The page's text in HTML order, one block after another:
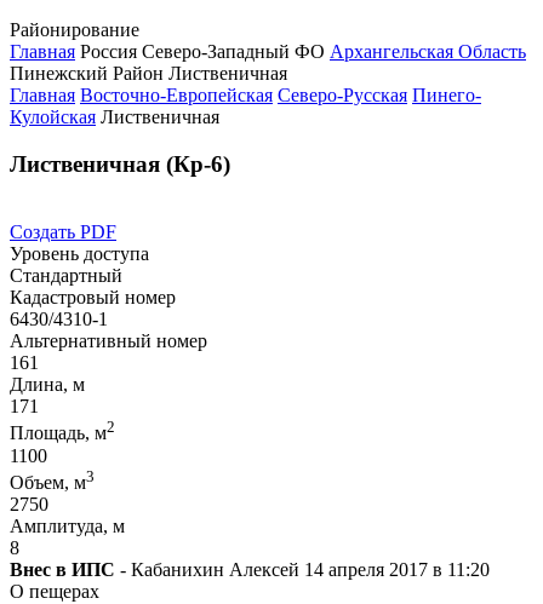
Районирование
Главная Россия Северо-Западный ФО Архангельская Область
Пинежский Район Лиственичная
Главная Восточно-Европейская Северо-Русская Пинего-
Кулойская Лиственичная
Лиственичная (Кр-6)
Создать PDF
Уровень доступа
Стандартный
Кадастровый номер
6430/4310-1
Альтернативный номер
161
Длина, м
171
Площадь, м2
1100
Объем, м3
2750
Амплитуда, м
8
Внес в ИПС - Кабанихин Алексей 14 апреля 2017 в 11:20
О пещерах